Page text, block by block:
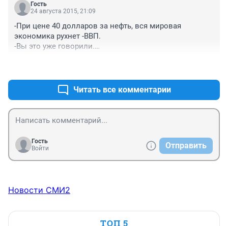
Гость
24 августа 2015, 21:09
-При цене 40 долларов за нефть, вся мировая
экономика рухнет -ВВП.
-Вы это уже говорили.
Читать все комментарии
Гость
Войти
Отправить
Новости СМИ2
ТОП 5